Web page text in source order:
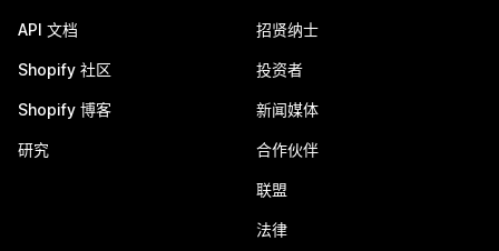
API 文档
Shopify 社区
Shopify 博客
研究
招贤纳士
投资者
新闻媒体
合作伙伴
联盟
法律